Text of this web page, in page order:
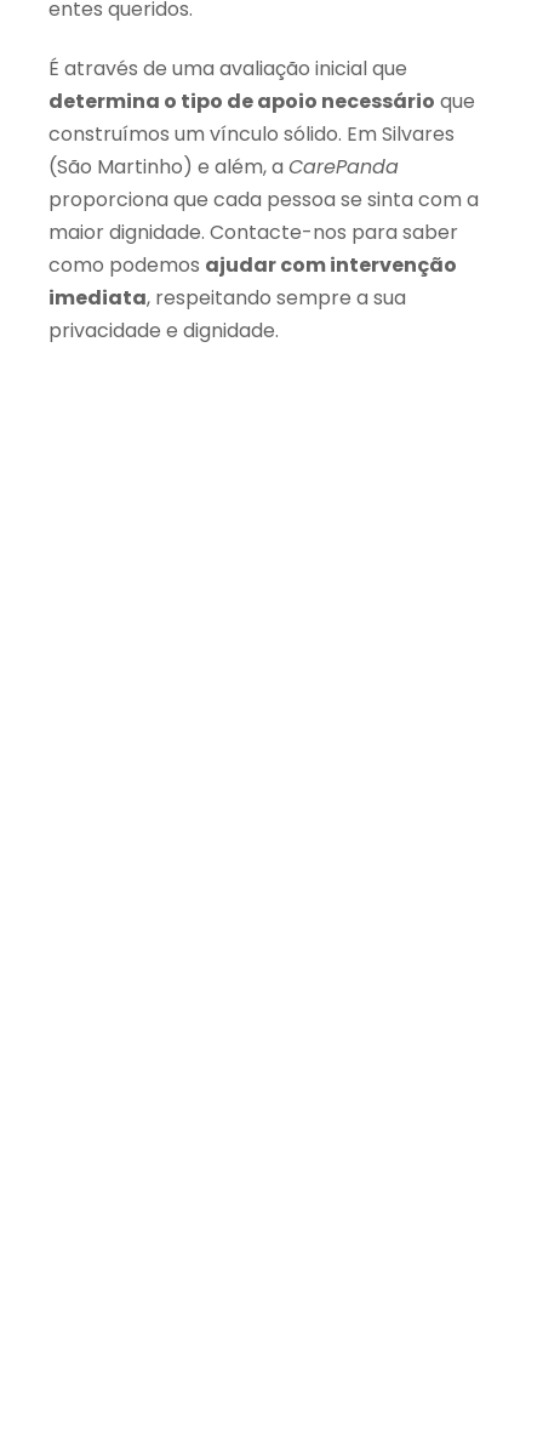
entes queridos.
É através de uma avaliação inicial que
determina o tipo de apoio necessário que
construímos um vínculo sólido. Em Silvares
(São Martinho) e além, a CarePanda
proporciona que cada pessoa se sinta com a
maior dignidade. Contacte-nos para saber
como podemos ajudar com intervenção
imediata, respeitando sempre a sua
privacidade e dignidade.